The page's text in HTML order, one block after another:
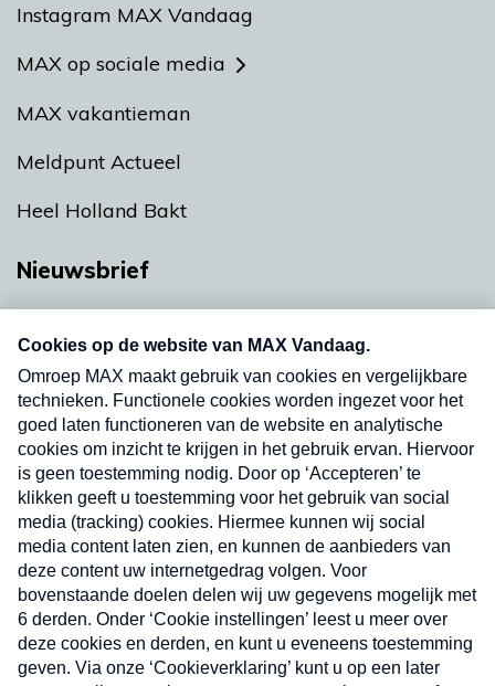
Instagram MAX Vandaag
MAX op sociale media
MAX vakantieman
Meldpunt Actueel
Heel Holland Bakt
Nieuwsbrief
nieuwsbrief. Elke vrijdag- en dinsdagochtend in
uw mailbox.
Verzend
Nieuwsbrief